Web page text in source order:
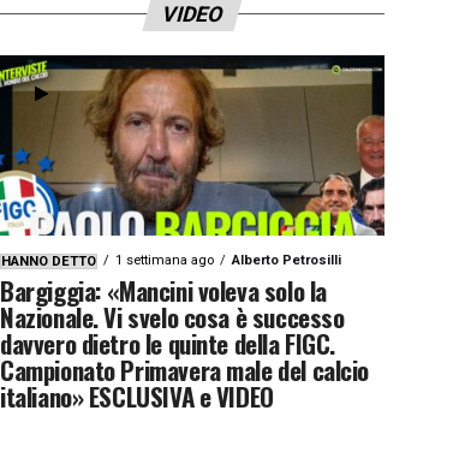
VIDEO
HANNO DETTO 1 settimana ago Alberto Petrosilli
Bargiggia: «Mancini voleva solo la
Nazionale. Vi svelo cosa è successo
davvero dietro le quinte della FIGC.
Campionato Primavera male del calcio
italiano» ESCLUSIVA e VIDEO